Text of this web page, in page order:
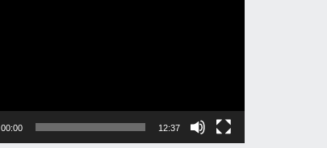
g k b
00:00 12:37